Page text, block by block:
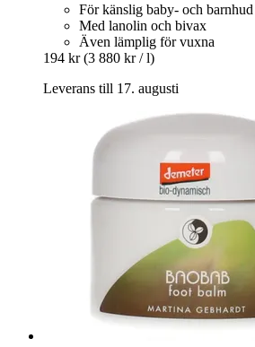
För känslig baby- och barnhud
Med lanolin och bivax
Även lämplig för vuxna
194 kr (3 880 kr / l)
Leverans till 17. augusti